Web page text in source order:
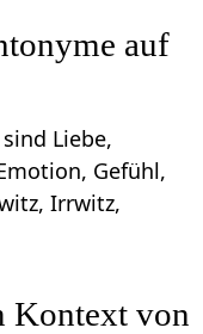
auf
Liebe,
Gefühl,
Irrwitz,
Kontext von